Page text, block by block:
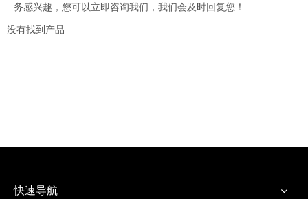
务感兴趣，您可以立即咨询我们，我们会及时回复您！
没有找到产品
快速导航